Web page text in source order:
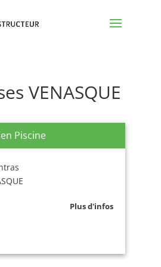
VENASQUE
Piscine
Plus d'infos